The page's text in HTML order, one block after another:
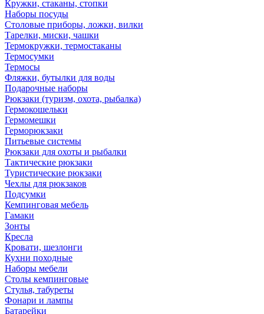
Кружки, стаканы, стопки
Наборы посуды
Столовые приборы, ложки, вилки
Тарелки, миски, чашки
Термокружки, термостаканы
Термосумки
Термосы
Фляжки, бутылки для воды
Подарочные наборы
Рюкзаки (туризм, охота, рыбалка)
Гермокошельки
Гермомешки
Герморюкзаки
Питьевые системы
Рюкзаки для охоты и рыбалки
Тактические рюкзаки
Туристические рюкзаки
Чехлы для рюкзаков
Подсумки
Кемпинговая мебель
Гамаки
Зонты
Кресла
Кровати, шезлонги
Кухни походные
Наборы мебели
Столы кемпинговые
Стулья, табуреты
Фонари и лампы
Батарейки